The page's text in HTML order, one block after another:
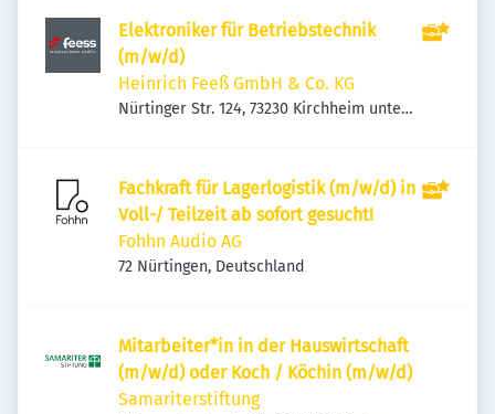
Elektroniker für Betriebstechnik
(m/w/d)
Heinrich Feeß GmbH & Co. KG
Nürtinger Str. 124, 73230 Kirchheim unter
Fachkraft für Lagerlogistik (m/w/d) in
Voll-/ Teilzeit ab sofort gesucht!
Fohhn Audio AG
72 Nürtingen, Deutschland
Mitarbeiter*in in der Hauswirtschaft
(m/w/d) oder Koch / Köchin (m/w/d)
Samariterstiftung